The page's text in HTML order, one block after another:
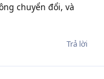
chuyển đổi, và
Trả lời